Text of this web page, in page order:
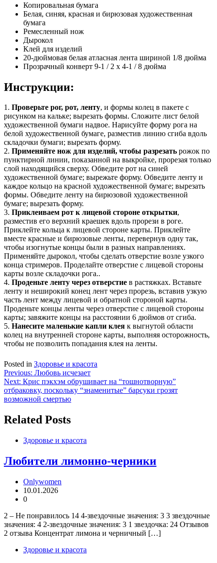
Копировальная бумага
Белая, синяя, красная и бирюзовая художественная
бумага
Ремесленный нож
Дырокол
Клей для изделий
20-дюймовая белая атласная лента шириной 1/8 дюйма
Прозрачный конверт 9-1 / 2 x 4-1 / 8 дюйма
Инструкции:
1. Проверьте рог, рот, ленту, и формы колец в пакете с
рисунком на кальке; вырезать формы. Сложите лист белой
художественной бумаги надвое. Нарисуйте форму рога на
белой художественной бумаге, разместив линию сгиба вдоль
складочки бумаги; вырезать форму.
2. Применяйте нож для изделий, чтобы разрезать рожок по
пунктирной линии, показанной на выкройке, прорезая только
слой находящийся сверху. Обведите рот на синей
художественной бумаге; вырежьте форму. Обведите ленту и
каждое кольцо на красной художественной бумаге; вырезать
формы. Обведите ленту на бирюзовой художественной
бумаге; вырезать форму.
3. Приклеиваем рот к лицевой стороне открытки,
разместив его верхний краешек вдоль прорези в роге.
Приклейте кольца к лицевой стороне карты. Приклейте
вместе красные и бирюзовые ленты, перевернув одну так,
чтобы изогнутые концы были в разных направлениях.
Применяйте дырокол, чтобы сделать отверстие возле узкого
конца стримеров. Проделайте отверстие с лицевой стороны
карты возле складочки рога..
4. Проденьте ленту через отверстие в растяжках. Вставьте
ленту и неширокий конец лент через прорезь, вставив узкую
часть лент между лицевой и обратной стороной карты.
Проденьте концы ленты через отверстие с лицевой стороны
карты; завяжите концы на расстоянии 6 дюймов от сгиба.
5. Нанесите маленькие капли клея к выгнутой области
колец на внутренней стороне карты, выполняя осторожность,
чтобы не позволить попадания клея на ленты.
Posted in Здоровье и красота
Навигация
по
записям
Previous: Любовь исчезает
Next: Крис пэкхэм обрушивает на “тошнотворную”
отбраковку, поскольку “знаменитые” барсуки грозят
возможной смертью
Related Posts
Здоровье и красота
Любители лимонно-черники
Onlywomen
10.01.2026
0
2 – Не понравилось 14 4-звездочные значения: 3 3 звездочные
значения: 4 2-звездочные значения: 3 1 звездочка: 24 Отзывов
2 отзыва Концентрат лимона и черничный […]
Здоровье и красота